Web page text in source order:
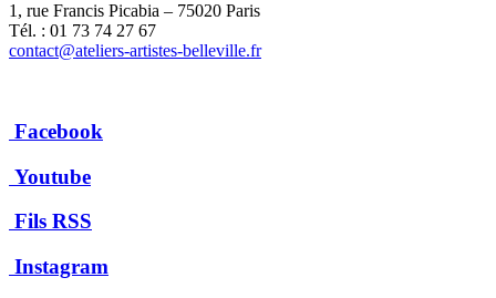
1, rue Francis Picabia – 75020 Paris
Tél. : 01 73 74 27 67
contact@ateliers-artistes-belleville.fr
Facebook
Youtube
Fils RSS
Instagram